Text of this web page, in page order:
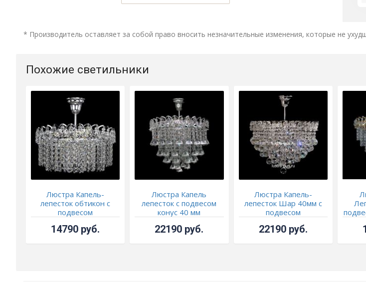
* Производитель оставляет за собой право вносить незначительные изменения, которые не
Похожие светильники
Люстра Капель-
лепесток обтикон с
подвесом
14790 руб.
Люстра Капель
лепесток с подвесом
конус 40 мм
22190 руб.
Люстра Капель-
лепесток Шар 40мм с
подвесом
22190 руб.